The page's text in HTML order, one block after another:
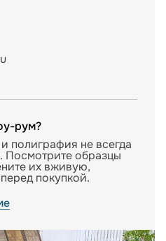
рум?
полиграфия не всегда
Посмотрите образцы
их вживую,
покупкой.